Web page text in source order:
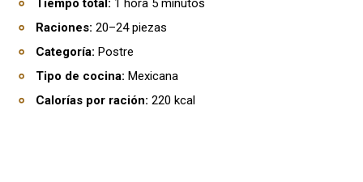
Tiempo total: 1 hora 5 minutos
Raciones: 20–24 piezas
Categoría: Postre
Tipo de cocina: Mexicana
Calorías por ración: 220 kcal